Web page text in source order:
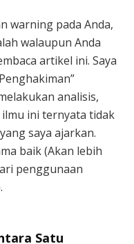
warning pada Anda,
walaupun Anda
artikel ini. Saya
analisis,
ilmu ini ternyata tidak
saya ajarkan.
baik (Akan lebih
penggunaan
Satu